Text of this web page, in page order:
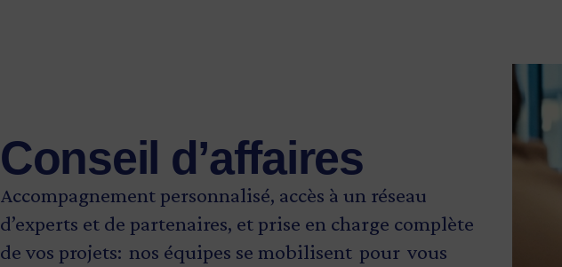
Conseil d’affaires
Accompagnement personnalisé, accès à un réseau
d’experts et de partenaires, et prise en charge complète
de vos projets: nos équipes se mobilisent pour vous